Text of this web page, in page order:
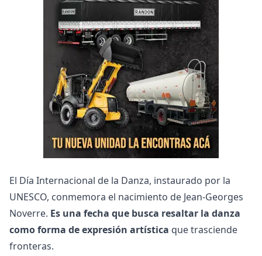
El Día Internacional de la Danza, instaurado por la
UNESCO, conmemora el nacimiento de Jean-Georges
Noverre. Es una fecha que busca resaltar la danza
como forma de expresión artística que trasciende
fronteras.